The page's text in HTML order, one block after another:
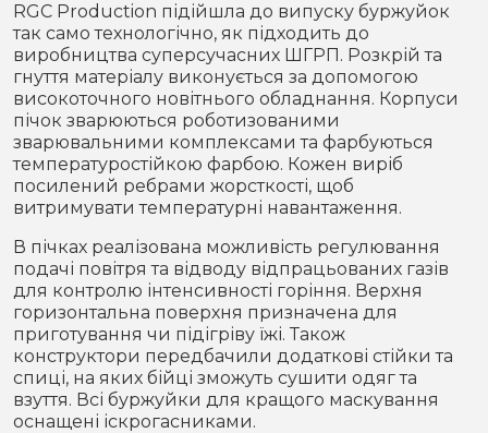
RGC Production підійшла до випуску буржуйок
так само технологічно, як підходить до
виробництва суперсучасних ШГРП. Розкрій та
гнуття матеріалу виконується за допомогою
високоточного новітнього обладнання. Корпуси
пічок зварюються роботизованими
зварювальними комплексами та фарбуються
температуростійкою фарбою. Кожен виріб
посилений ребрами жорсткості, щоб
витримувати температурні навантаження.
В пічках реалізована можливість регулювання
подачі повітря та відводу відпрацьованих газів
для контролю інтенсивності горіння. Верхня
горизонтальна поверхня призначена для
приготування чи підігріву їжі. Також
конструктори передбачили додаткові стійки та
спиці, на яких бійці зможуть сушити одяг та
взуття. Всі буржуйки для кращого маскування
оснащені іскрогасниками.